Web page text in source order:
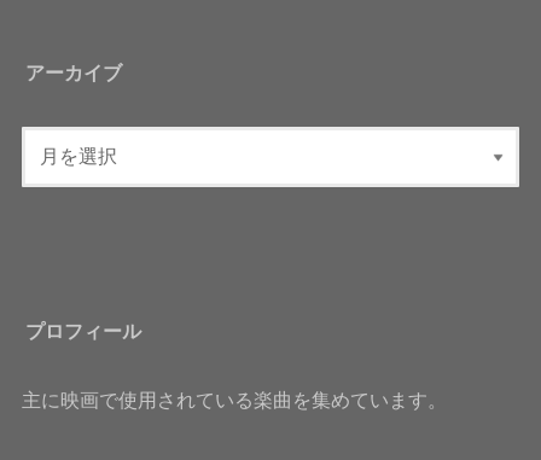
アーカイブ
プロフィール
主に映画で使用されている楽曲を集めています。